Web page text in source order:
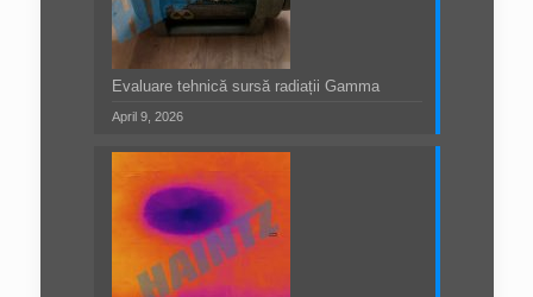
Evaluare tehnică sursă radiații Gamma
April 9, 2026